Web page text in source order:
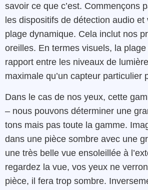
savoir ce que c’est. Commençons
les dispositifs de détection audio et
plage dynamique. Cela inclut nos
oreilles. En termes visuels, la
rapport entre les niveaux de
maximale qu’un capteur particulier
Dans le cas de nos yeux, cette
– nous pouvons déterminer une
tons mais pas toute la gamme.
dans une pièce sombre avec une
une très belle vue ensoleillée à
regardez la vue, vos yeux ne
pièce, il fera trop sombre.